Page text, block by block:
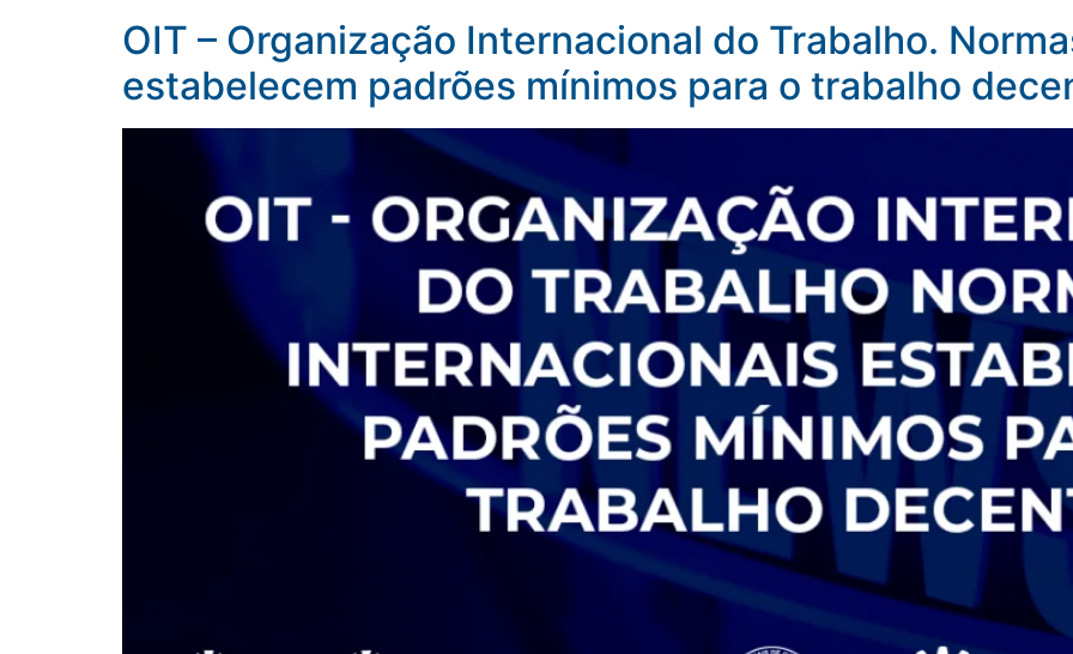
OIT – Organização Internacional do Trabalho.
estabelecem padrões mínimos para o trabalho